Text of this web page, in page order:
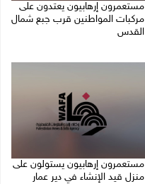
مستعمرون إرهابيون يعتدون على
مركبات المواطنين قرب جبع شمال
القدس
مستعمرون إرهابيون يستولون على
منزل قيد الإنشاء في دير عمار